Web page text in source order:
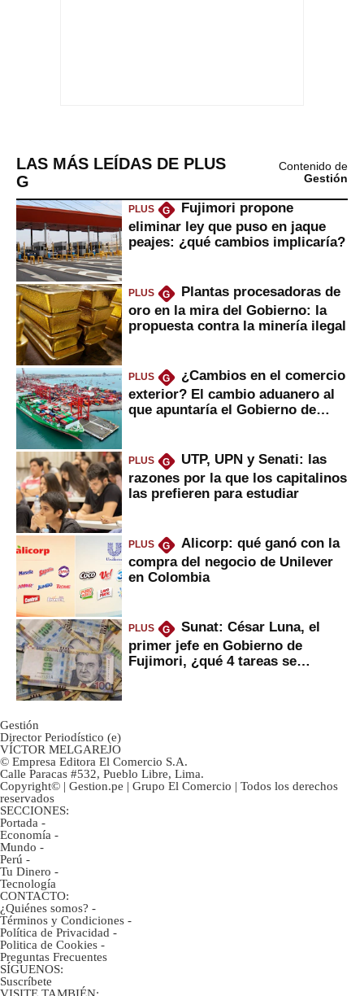
LAS MÁS LEÍDAS DE PLUS
G
Contenido de
Gestión
PLUS G
Fujimori propone
eliminar ley que puso en jaque
peajes: ¿qué cambios implicaría?
PLUS G
Plantas procesadoras de
oro en la mira del Gobierno: la
propuesta contra la minería ilegal
PLUS G
¿Cambios en el comercio
exterior? El cambio aduanero al
que apuntaría el Gobierno de
PLUS G
UTP, UPN y Senati: las
razones por la que los capitalinos
las prefieren para estudiar
PLUS G
Alicorp: qué ganó con la
compra del negocio de Unilever
en Colombia
PLUS G
Sunat: César Luna, el
primer jefe en Gobierno de
Fujimori, ¿qué 4 tareas se
Gestión
Director Periodístico (e)
VÍCTOR MELGAREJO
© Empresa Editora El Comercio S.A.
Calle Paracas #532, Pueblo Libre, Lima.
Copyright© | Gestion.pe | Grupo El Comercio | Todos los derechos
reservados
SECCIONES:
Portada -
Economía -
Mundo -
Perú -
Tu Dinero -
Tecnología
CONTACTO:
¿Quiénes somos? -
Términos y Condiciones -
Política de Privacidad -
Politica de Cookies -
Preguntas Frecuentes
SÍGUENOS:
Suscríbete
VISITE TAMBIÉN: